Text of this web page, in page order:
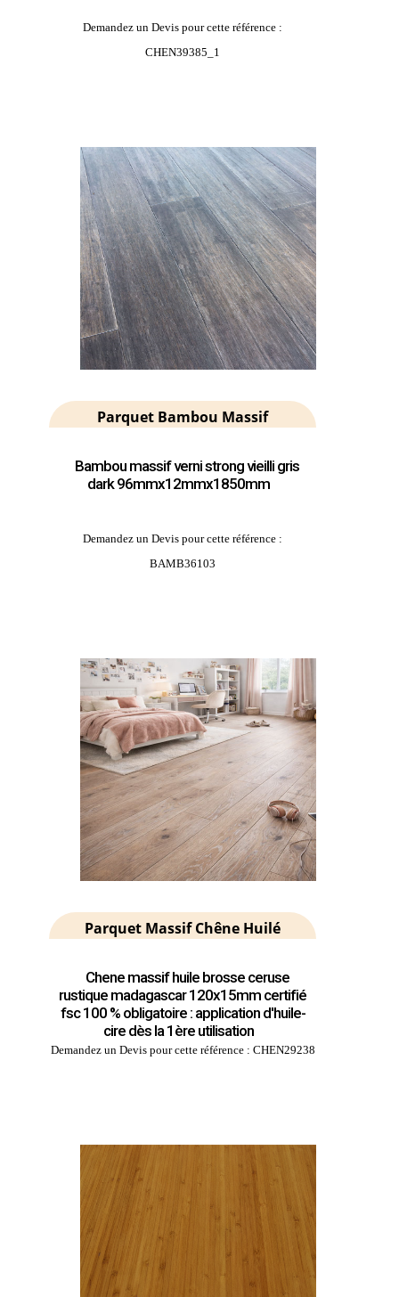
Demandez un Devis pour cette référence :
CHEN39385_1
Parquet Bambou Massif
Bambou massif verni strong vieilli gris
dark 96mmx12mmx1850mm
Demandez un Devis pour cette référence :
BAMB36103
Parquet Massif Chêne Huilé
Chene massif huile brosse ceruse
rustique madagascar 120x15mm certifié
fsc 100 % obligatoire : application d'huile-
cire dès la 1ère utilisation
Demandez un Devis pour cette référence : CHEN29238